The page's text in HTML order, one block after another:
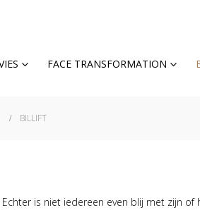
FACE TRANSFORMATION
BILLIFT
is niet iedereen even blij met zijn